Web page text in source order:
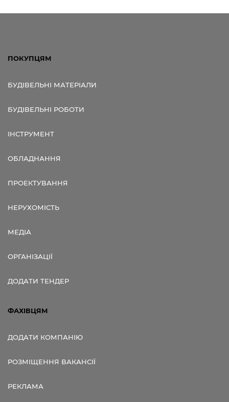
ПОКУПЦЯМ
БУДІВЕЛЬНІ МАТЕРІАЛИ
БУДІВЕЛЬНІ РОБОТИ
ІНСТРУМЕНТ
ОБЛАДНАННЯ
ПРОЕКТУВАННЯ
НЕРУХОМІСТЬ
МЕДІА
ОРГАНІЗАЦІЇ
ДОДАТИ ТЕНДЕР
ФАХІВЦЯМ
ДОДАТИ КОМПАНІЮ
РОЗМІЩЕННЯ ВАКАНСІЇ
РЕКЛАМА